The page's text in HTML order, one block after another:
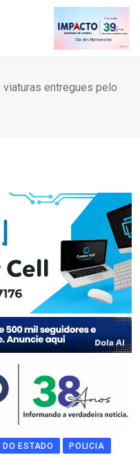
entregues pelo
DO ESTADO POLICIA